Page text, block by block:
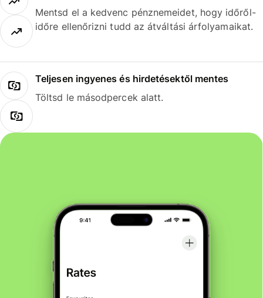
Mentsd el a kedvenc pénznemeidet, hogy időről-
időre ellenőrizni tudd az átváltási árfolyamaikat.
Teljesen ingyenes és hirdetésektől mentes
Töltsd le másodpercek alatt.